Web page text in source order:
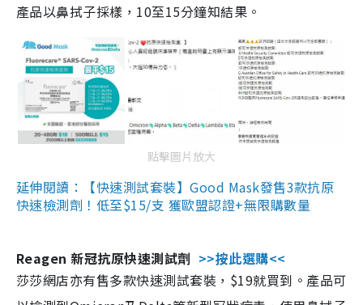
產品以鼻拭子採樣，10至15分鐘知結果。
點擊圖片放大
延伸閱讀：【快速測試套裝】Good Mask發售3款抗原
快速檢測劑！低至$15/支 獲歐盟認證+無限購數量
Reagen 新冠抗原快速測試劑 >>按此選購<<
莎莎網店亦有售多款快速測試套裝，$19就買到。產品可